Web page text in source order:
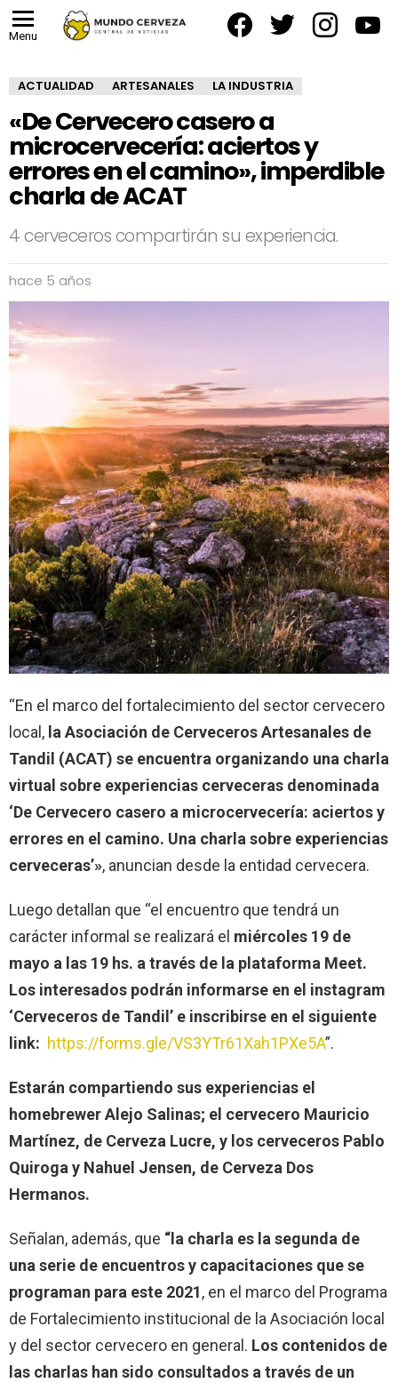
Menu
ACTUALIDAD ARTESANALES LA INDUSTRIA
«De Cervecero casero a
microcervecería: aciertos y
errores en el camino», imperdible
charla de ACAT
4 cerveceros compartirán su experiencia.
hace 5 años
“En el marco del fortalecimiento del sector cervecero
local, la Asociación de Cerveceros Artesanales de
Tandil (ACAT) se encuentra organizando una charla
virtual sobre experiencias cerveceras denominada
‘De Cervecero casero a microcervecería: aciertos y
errores en el camino. Una charla sobre experiencias
cerveceras’», anuncian desde la entidad cervecera.
Luego detallan que “el encuentro que tendrá un
carácter informal se realizará el miércoles 19 de
mayo a las 19 hs. a través de la plataforma Meet.
Los interesados podrán informarse en el instagram
‘Cerveceros de Tandil’ e inscribirse en el siguiente
link: https://forms.gle/VS3YTr61Xah1PXe5A”.
Estarán compartiendo sus experiencias el
homebrewer Alejo Salinas; el cervecero Mauricio
Martínez, de Cerveza Lucre, y los cerveceros Pablo
Quiroga y Nahuel Jensen, de Cerveza Dos
Hermanos.
Señalan, además, que “la charla es la segunda de
una serie de encuentros y capacitaciones que se
programan para este 2021, en el marco del Programa
de Fortalecimiento institucional de la Asociación local
y del sector cervecero en general. Los contenidos de
las charlas han sido consultados a través de un